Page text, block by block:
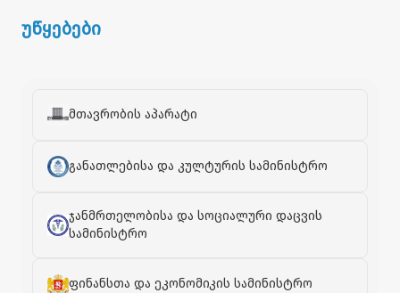
უწყებები
მთავრობის აპარატი
განათლებისა და კულტურის სამინისტრო
ჯანმრთელობისა და სოციალური დაცვის
სამინისტრო
ფინანსთა და ეკონომიკის სამინისტრო